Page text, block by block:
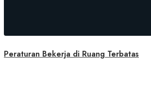
Peraturan Bekerja di Ruang Terbatas